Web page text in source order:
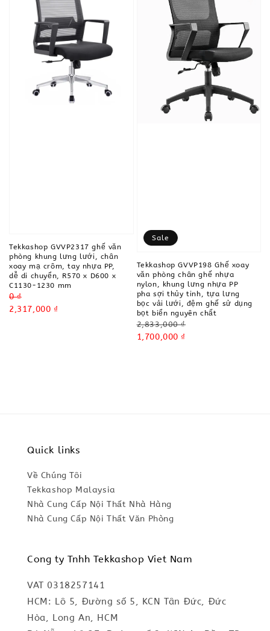
Tekkashop GVVP2317 ghế văn
phòng khung lưng lưới, chân
xoay mạ crôm, tay nhựa PP,
dễ di chuyển, R570 x D600 x
C1130-1230 mm
Regular
price
0 ₫
Sale
2,317,000 ₫
Sale
Tekkashop GVVP198 Ghế xoay
văn phòng chân ghế nhựa
nylon, khung lưng nhựa PP
pha sợi thủy tinh, tựa lưng
bọc vải lưới, đệm ghế sử dụng
bọt biển nguyên chất
Regular
price
2,833,000 ₫
Sale
1,700,000 ₫
Quick links
Về Chúng Tôi
Tekkashop Malaysia
Nhà Cung Cấp Nội Thất Nhà Hàng
Nhà Cung Cấp Nội Thất Văn Phòng
Cong ty Tnhh Tekkashop Viet Nam
VAT 0318257141
HCM: Lô 5, Đường số 5, KCN Tân Đức, Đức
Hòa, Long An, HCM